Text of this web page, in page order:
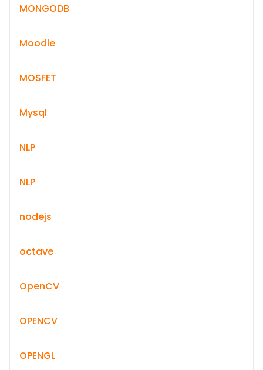
MONGODB
Moodle
MOSFET
Mysql
NLP
NLP
nodejs
octave
OpenCV
OPENCV
OPENGL